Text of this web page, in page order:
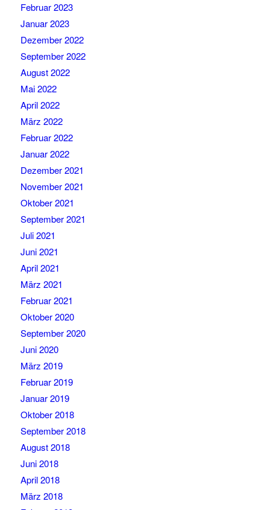
Februar 2023
Januar 2023
Dezember 2022
September 2022
August 2022
Mai 2022
April 2022
März 2022
Februar 2022
Januar 2022
Dezember 2021
November 2021
Oktober 2021
September 2021
Juli 2021
Juni 2021
April 2021
März 2021
Februar 2021
Oktober 2020
September 2020
Juni 2020
März 2019
Februar 2019
Januar 2019
Oktober 2018
September 2018
August 2018
Juni 2018
April 2018
März 2018